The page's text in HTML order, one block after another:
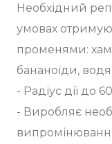
Необхідний
умовах
променями:
бананоїди,
- Радіус дії до
- Виробляє